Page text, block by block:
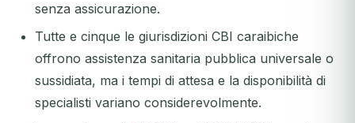
senza assicurazione.
Tutte e cinque le giurisdizioni CBI caraibiche
offrono assistenza sanitaria pubblica universale o
sussidiata, ma i tempi di attesa e la disponibilità di
specialisti variano considerevolmente.